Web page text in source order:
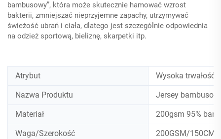
bambusowy”, która może skutecznie hamować wzrost
bakterii, zmniejszać nieprzyjemne zapachy, utrzymywać
świeżość ubrań i ciała, dlatego jest szczególnie odpowiednia
na odzież sportową, bieliznę, skarpetki itp.
Atrybut Wysoka trwałość
Nazwa Produktu Jersey
Materiał 200gsm 95%
Waga/Szerokość 200GSM/150CM